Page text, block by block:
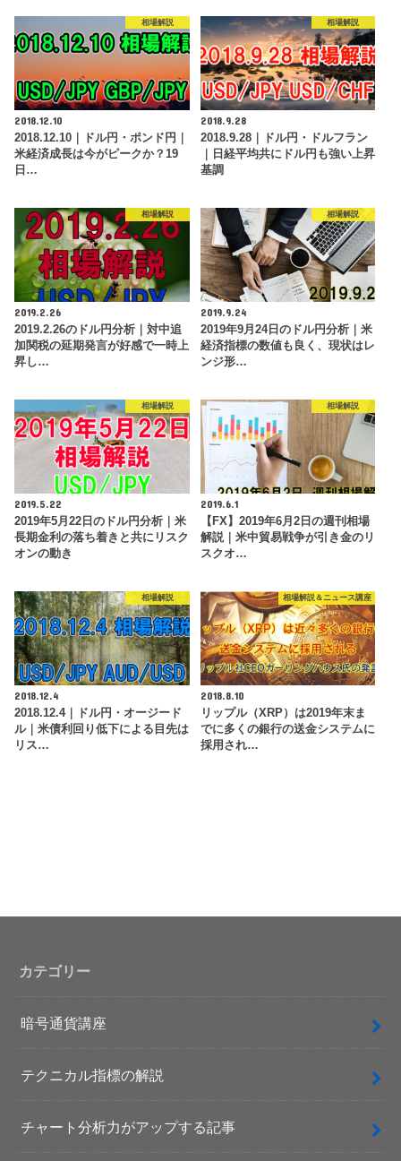
相場解説
2018.12.10
2018.12.10｜ドル円・ポンド円｜
米経済成長は今がピークか？19
日…
相場解説
2018.9.28
2018.9.28｜ドル円・ドルフラン
｜日経平均共にドル円も強い上昇
基調
相場解説
2019.2.26
2019.2.26のドル円分析｜対中追
加関税の延期発言が好感で一時上
昇し…
相場解説
2019.9.24
2019年9月24日のドル円分析｜米
経済指標の数値も良く、現状はレ
ンジ形…
相場解説
2019.5.22
2019年5月22日のドル円分析｜米
長期金利の落ち着きと共にリスク
オンの動き
相場解説
2019.6.1
【FX】2019年6月2日の週刊相場
解説｜米中貿易戦争が引き金のリ
スクオ…
相場解説
2018.12.4
2018.12.4｜ドル円・オージード
ル｜米債利回り低下による目先は
リス…
相場解説＆ニュース講座
2018.8.10
リップル（XRP）は2019年末ま
でに多くの銀行の送金システムに
採用され…
カテゴリー
暗号通貨講座
テクニカル指標の解説
チャート分析力がアップする記事